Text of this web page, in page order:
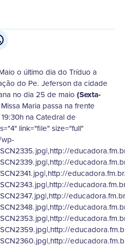
o último dia do Tríduo a
do Pe. Jeferson da cidade
no dia 25 de maio (Sexta-
Maria passa na frente
na Catedral de
link="file" size="full"